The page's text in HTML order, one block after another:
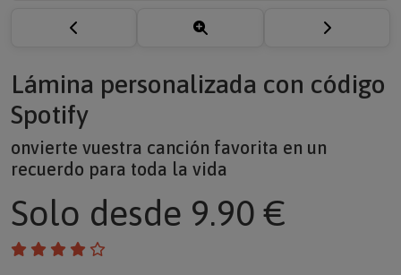
Lámina personalizada con código
Spotify
onvierte vuestra canción favorita en un
recuerdo para toda la vida
Solo desde 9.90 €